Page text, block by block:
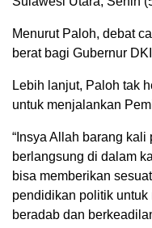
Menurut Paloh, debat
berat bagi Gubernur
Lebih lanjut, Paloh tak
untuk menjalankan
“Insya Allah barang
berlangsung di dalam
bisa memberikan
pendidikan politik
beradab dan